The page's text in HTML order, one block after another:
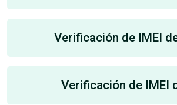
Verificación de IMEI
Verificación de IMEI